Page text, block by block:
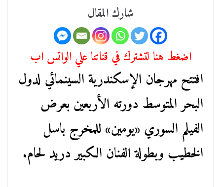
شارك المقال
اضغط هنا لتشترك في قناتنا علي الواتس اب
افتتح مهرجان الإسكندرية السينمائي لدول
البحر المتوسط دورته الأربعين بعرض
الفيلم السوري «يومين» للمخرج باسل
الخطيب وبطولة الفنان الكبير دريد لحام.